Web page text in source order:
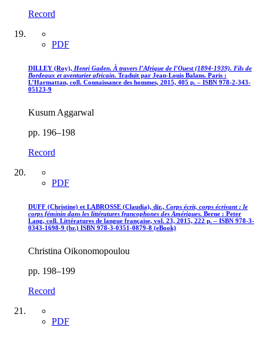
Record
PDF
DILLEY (Roy), Henri Gaden. À travers l’Afrique de l’Ouest (1894-1939). Fils de
Bordeaux et aventurier africain. Traduit par Jean-Louis Balans. Paris :
L’Harmattan, coll. Connaissance des hommes, 2015, 405 p. – ISBN 978-2-343-
05123-9
Kusum Aggarwal
pp. 196–198
Record
PDF
DUFF (Christine) et LABROSSE (Claudia), dir., Corps écrit, corps écrivant : le
corps féminin dans les littératures francophones des Amériques. Berne : Peter
Lang, coll. Littératures de langue française, vol. 23, 2015, 222 p. – ISBN 978-3-
0343-1698-9 (br.) ISBN 978-3-0351-0879-8 (eBook)
Christina Oikonomopoulou
pp. 198–199
Record
PDF